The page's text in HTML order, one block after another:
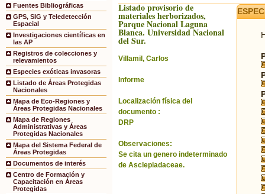
Fuentes Bibliográficas
GPS, SIG y Teledetección
Espacial
Investigaciones científicas en
las AP
Registros de colecciones y
relevamientos
Especies exóticas invasoras
Listado de Áreas Protegidas
Nacionales
Mapa de Eco-Regiones y
Áreas Protegidas Nacionales
Mapa de Regiones
Administrativas y Áreas
Protegidas Nacionales
Mapa del Sistema Federal de
Áreas Protegidas
Documentos de interés
Centro de Formación y
Capacitación en Áreas
Protegidas
Listado provisorio de
materiales herborizados,
Parque Nacional Laguna
Blanca. Universidad Nacional
del Sur.
Villamil, Carlos
Informe
Localización física del
documento :
DRP
Observaciones:
Se cita un genero indeterminado
de Asclepiadaceae.